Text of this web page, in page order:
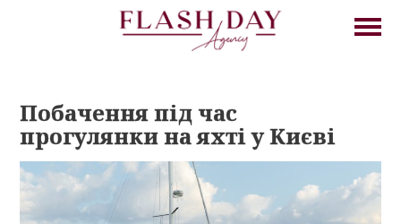
Побачення під час
прогулянки на яхті у Києві